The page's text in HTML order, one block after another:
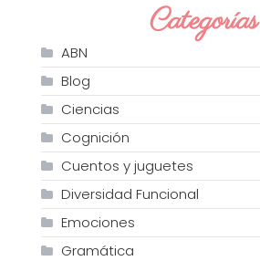
Categorías
ABN
Blog
Ciencias
Cognición
Cuentos y juguetes
Diversidad Funcional
Emociones
Gramática